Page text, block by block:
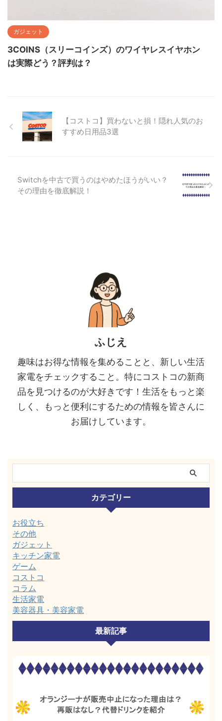
ガジェット
3COINS（スリーコインズ）のワイヤレスイヤホン
は実際どう？評判は？
【コストコ】買わないと損！隠れ人気のお
すすめ日用品3選
Switchを中古で買うのはやめたほうがいい？
その理由を徹底解説！
ふじえ
趣味はお得な情報を集めることと、新しい生活
家電をチェックすること。特にコストコの新商
品を見つけるのが大好きです！生活をもっと楽
しく、もっと便利にするための情報を皆さんに
お届けしています。
カテゴリー
お役立ち
その他
ガジェット
キッチン家電
ゲーム
コストコ
コラム
生活家電
美容器具・美容家電
最新記事